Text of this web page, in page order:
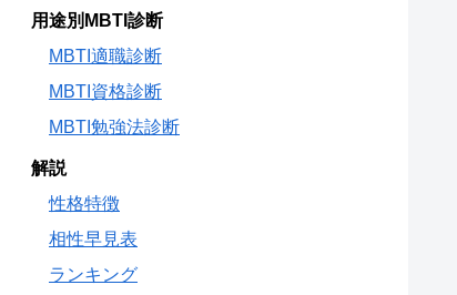
用途別MBTI診断
MBTI適職診断
MBTI資格診断
MBTI勉強法診断
解説
性格特徴
相性早見表
ランキング